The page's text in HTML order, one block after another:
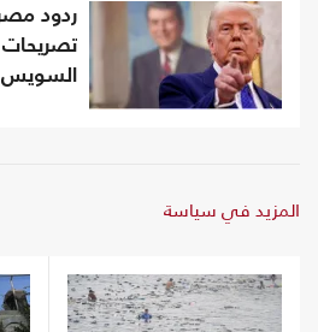
ردود
المزيد في سياسة